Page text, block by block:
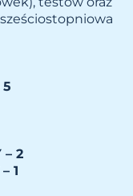
– 5
– 2
1